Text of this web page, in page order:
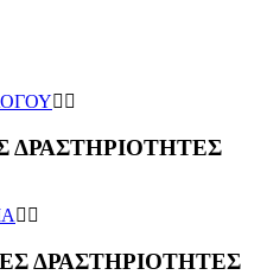
ΔΡΑΣΤΗΡΙΟΤΗΤΕΣ
ΔΡΑΣΤΗΡΙΟΤΗΤΕΣ